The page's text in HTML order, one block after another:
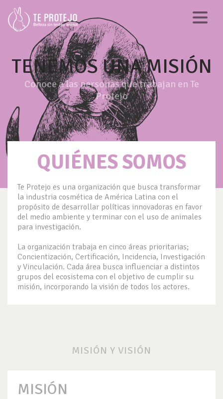
TENEMOS UNA MISIÓN
Conoce a las personas que trabajan en Te
Protejo
QUIÉNES SOMOS
Te Protejo es una organización que busca transformar
la industria cosmética de América Latina con el
propósito de desarrollar políticas innovadoras en favor
del medio ambiente y terminar con el uso de animales
para investigación.
La organización trabaja en cinco áreas prioritarias;
Concientización, Certificación, Incidencia, Investigación
y Vinculación. Cada área busca influenciar a distintos
grupos del ecosistema con el objetivo de cumplir su
misión, incorporando la visión de todos los actores.
MISIÓN Y VISIÓN
MISIÓN